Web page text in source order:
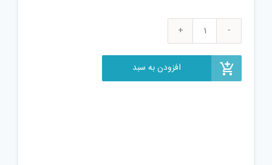
پازل
مدل
افزودن به سبد